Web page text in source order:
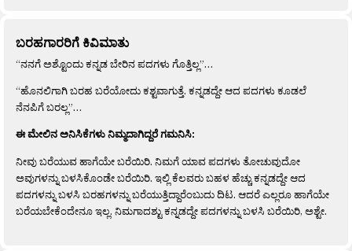
ಬರಹಗಾರರಿಗೆ ಕಿವಿಮಾತು
“ನನಗೆ ಅಶ್ಟೊಂದು ಕನ್ನಡ ಬೇರಿನ ಪದಗಳು ಗೊತ್ತಿಲ್ಲ”…
“ಹೊನಲಿಗಾಗಿ ಬರಹ ಬರೆಯೋದು ಕಶ್ಟವಾಗುತ್ತೆ. ಕನ್ನಡದ್ದೇ ಆದ ಪದಗಳು ಕೂಡಲೆ
ನೆನಪಿಗೆ ಬರಲ್ಲ”…
ಈ ಮೇಲಿನ ಅನಿಸಿಕೆಗಳು ನಿಮ್ಮದಾಗಿದ್ದರೆ ಗಮನಿಸಿ:
ನೀವು ಬರೆಯುವ ಹಾಗೆಯೇ ಬರೆಯಿರಿ. ನಿಮಗೆ ಯಾವ ಪದಗಳು ತೋಚುವುದೋ
ಅವುಗಳನ್ನು ಬಳಸಿಕೊಂಡೇ ಬರೆಯಿರಿ. ಇಲ್ಲಿ ಕೆಲವರು ಬಹಳ ಹೆಚ್ಚು ಕನ್ನಡದ್ದೇ ಆದ
ಪದಗಳನ್ನು ಬಳಸಿ ಬರಹಗಳನ್ನು ಬರೆಯುತ್ತಿದ್ದಾರೆಂಬುದು ದಿಟ. ಆದರೆ ಎಲ್ಲರೂ ಹಾಗೆಯೇ
ಬರೆಯಬೇಕೆಂದೇನೂ ಇಲ್ಲ. ನಿಮಗಾದಶ್ಟು ಕನ್ನಡದ್ದೇ ಪದಗಳನ್ನು ಬಳಸಿ ಬರೆಯಿರಿ, ಅಶ್ಟೇ.